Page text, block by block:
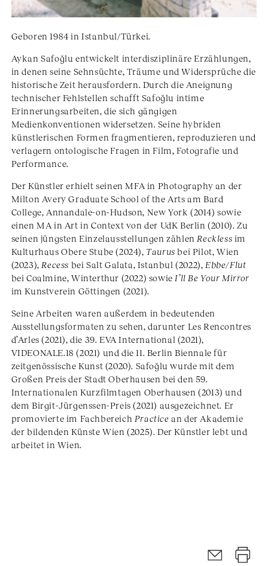
Geboren 1984 in Istanbul/Türkei.
Aykan Safoğlu entwickelt interdisziplinäre Erzählungen,
in denen seine Sehnsüchte, Träume und Widersprüche die
historische Zeit herausfordern. Durch die Aneignung
technischer Fehlstellen schafft Safoğlu intime
Erinnerungsarbeiten, die sich gängigen
Medienkonventionen widersetzen. Seine hybriden
künstlerischen Formen fragmentieren, reproduzieren und
verlagern ontologische Fragen in Film, Fotografie und
Performance.
Der Künstler erhielt seinen MFA in Photography an der
Milton Avery Graduate School of the Arts am Bard
College, Annandale-on-Hudson, New York (2014) sowie
einen MA in Art in Context von der UdK Berlin (2010). Zu
seinen jüngsten Einzelausstellungen zählen Reckless im
Kulturhaus Obere Stube (2024), Taurus bei Pilot, Wien
(2023), Recess bei Salt Galata, Istanbul (2022), Ebbe/Flut
bei Coalmine, Winterthur (2022) sowie I’ll Be Your Mirror
im Kunstverein Göttingen (2021).
Seine Arbeiten waren außerdem in bedeutenden
Ausstellungsformaten zu sehen, darunter Les Rencontres
d’Arles (2021), die 39. EVA International (2021),
VIDEONALE.18 (2021) und die 11. Berlin Biennale für
zeitgenössische Kunst (2020). Safoğlu wurde mit dem
Großen Preis der Stadt Oberhausen bei den 59.
Internationalen Kurzfilmtagen Oberhausen (2013) und
dem Birgit-Jürgenssen-Preis (2021) ausgezeichnet. Er
promovierte im Fachbereich Practice an der Akademie
der bildenden Künste Wien (2025). Der Künstler lebt und
arbeitet in Wien.